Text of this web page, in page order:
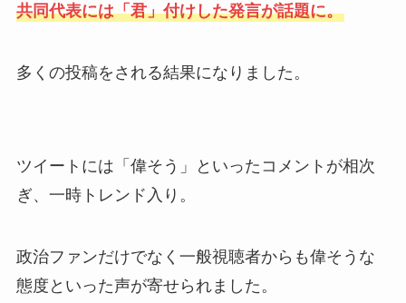
共同代表には「君」付けした発言が話題に。
多くの投稿をされる結果になりました。
ツイートには「偉そう」といったコメントが相次
ぎ、一時トレンド入り。
政治ファンだけでなく一般視聴者からも偉そうな
態度といった声が寄せられました。